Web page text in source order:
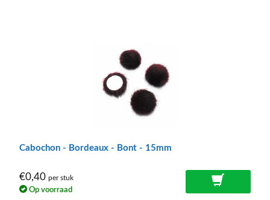
Cabochon - Bordeaux - Bont - 15mm
€0,40 per stuk
Op voorraad